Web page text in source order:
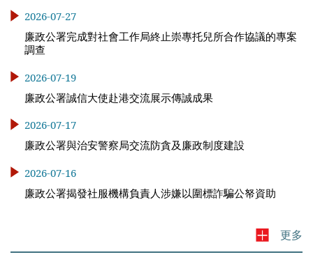
2026-07-27
廉政公署完成對社會工作局終止崇專托兒所合作協議的專案
調查
2026-07-19
廉政公署誠信大使赴港交流展示傳誠成果
2026-07-17
廉政公署與治安警察局交流防貪及廉政制度建設
2026-07-16
廉政公署揭發社服機構負責人涉嫌以圍標詐騙公帑資助
更多